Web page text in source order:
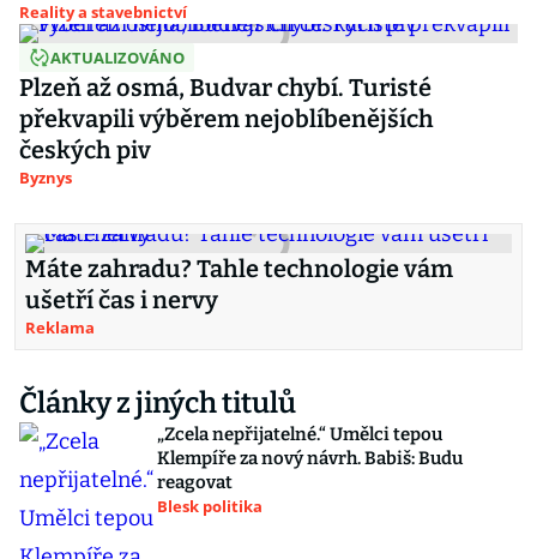
Reality a stavebnictví
AKTUALIZOVÁNO
Plzeň až osmá, Budvar chybí. Turisté
překvapili výběrem nejoblíbenějších
českých piv
Byznys
Máte zahradu? Tahle technologie vám
ušetří čas i nervy
Reklama
Články z jiných titulů
„Zcela nepřijatelné.“ Umělci tepou
Klempíře za nový návrh. Babiš: Budu
reagovat
Blesk politika